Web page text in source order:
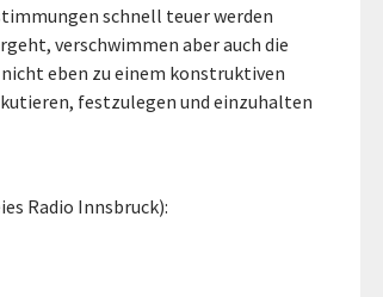
schnell teuer werden
verschwimmen aber auch die
eben zu einem konstruktiven
festzulegen und einzuhalten
Radio Innsbruck):